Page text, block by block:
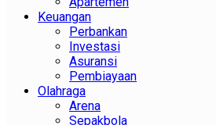
Keuangan
Perbankan
Investasi
Asuransi
Pembiayaan
Olahraga
Arena
Sepakbola